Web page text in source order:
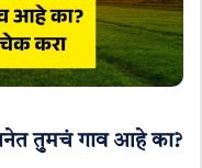
तुमचं गाव आहे का?